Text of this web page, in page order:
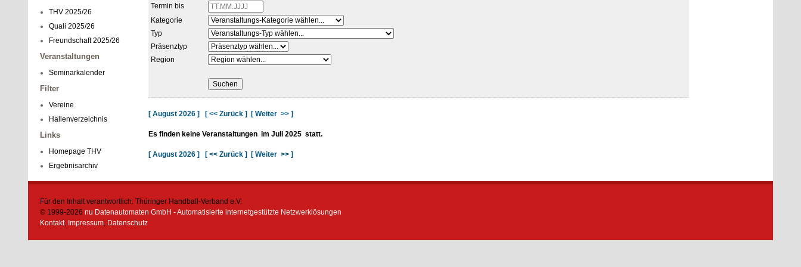
THV 2025/26
Quali 2025/26
Freundschaft 2025/26
Veranstaltungen
Seminarkalender
Filter
Vereine
Hallenverzeichnis
Links
Homepage THV
Ergebnisarchiv
Termin bis
Kategorie
Typ
Präsenztyp
Region
[ August 2026 ] [ << Zurück ] [ Weiter >> ]
Es finden keine Veranstaltungen im Juli 2025 statt.
[ August 2026 ] [ << Zurück ] [ Weiter >> ]
Für den Inhalt verantwortlich: Thüringer Handball-Verband e.V.
© 1999-2026nu Datenautomaten GmbH - Automatisierte internetgestützte Netzwerklösungen
Kontakt, Impressum, Datenschutz